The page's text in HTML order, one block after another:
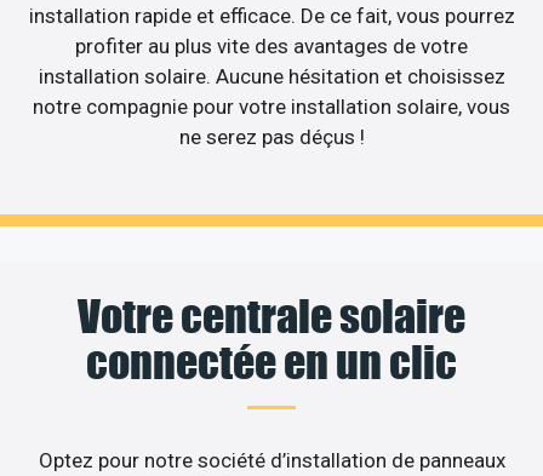
installation rapide et efficace. De ce fait, vous pourrez
profiter au plus vite des avantages de votre
installation solaire. Aucune hésitation et choisissez
notre compagnie pour votre installation solaire, vous
ne serez pas déçus !
Votre centrale solaire
connectée en un clic
Optez pour notre société d’installation de panneaux